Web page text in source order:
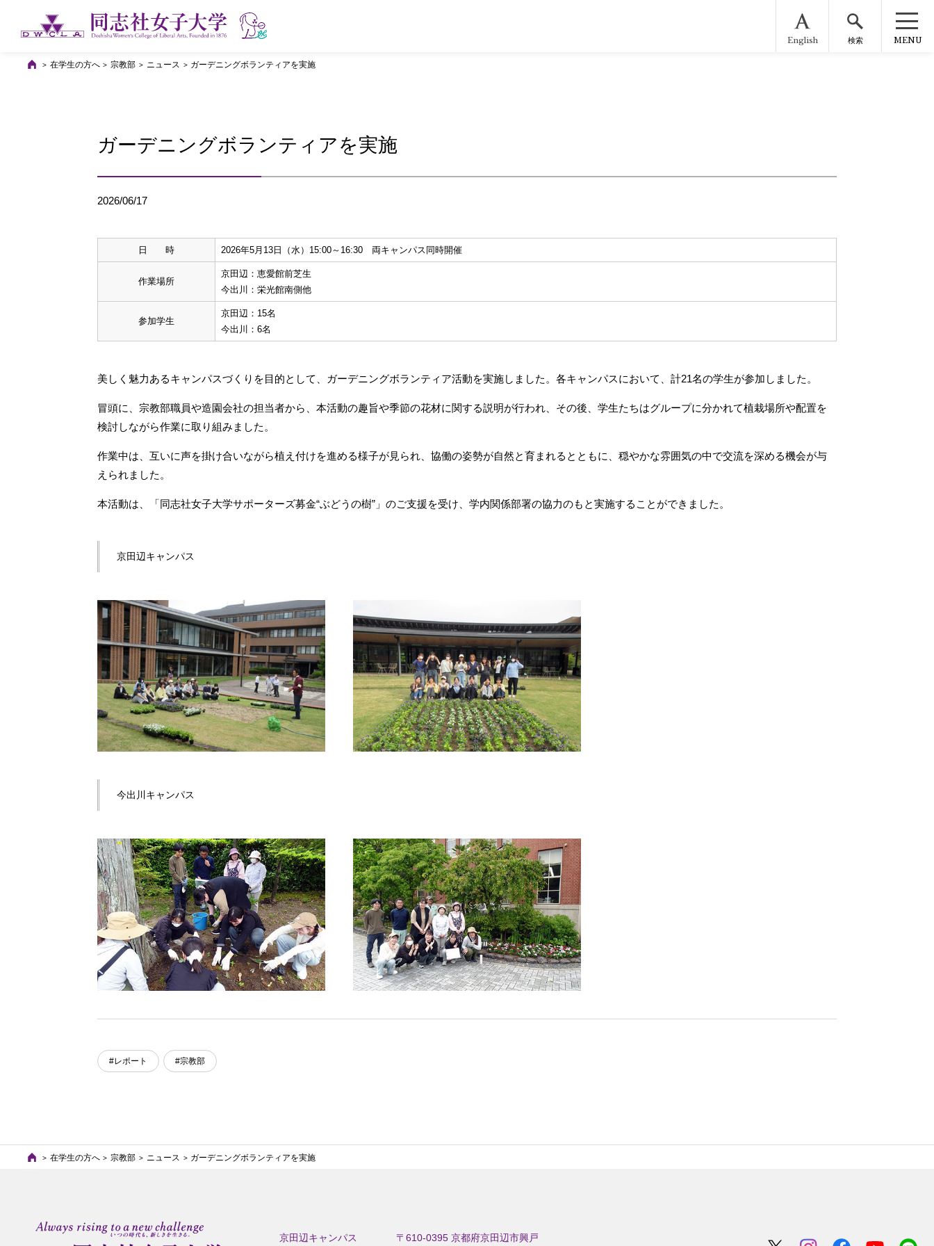
English 検索 MENU
在学生の方へ 宗教部 ニュース ガーデニングボランティアを実施
ガーデニングボランティアを実施
2026/06/17
日 時 2026年5月13日（水）15:00～16:30 両キャンパス同時開催
作業場所
京田辺：恵愛館前芝生
今出川：栄光館南側他
参加学生
京田辺：15名
今出川：6名
美しく魅力あるキャンパスづくりを目的として、ガーデニングボランティア活動を実施しました。各キャンパスにおいて、計21名の学生が参加しました。
冒頭に、宗教部職員や造園会社の担当者から、本活動の趣旨や季節の花材に関する説明が行われ、その後、学生たちはグループに分かれて植栽場所や配置を
検討しながら作業に取り組みました。
作業中は、互いに声を掛け合いながら植え付けを進める様子が見られ、協働の姿勢が自然と育まれるとともに、穏やかな雰囲気の中で交流を深める機会が与
えられました。
本活動は、「同志社女子大学サポーターズ募金“ぶどうの樹”」のご支援を受け、学内関係部署の協力のもと実施することができました。
京田辺キャンパス
今出川キャンパス
#レポート #宗教部
在学生の方へ 宗教部 ニュース ガーデニングボランティアを実施
京田辺キャンパス 〒610-0395 京都府京田辺市興戸